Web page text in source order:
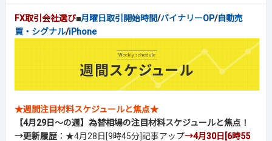
FX取引会社選び■月曜日取引開始時間/バイナリーOP/自動売
買・シグナル/iPhone
★週間注目材料スケジュールと焦点★
【4月29日～の週】為替相場の注目材料スケジュールと焦点！
→更新履歴 ：★4月28日[9時45分]記事アップ→4月30日[6時55